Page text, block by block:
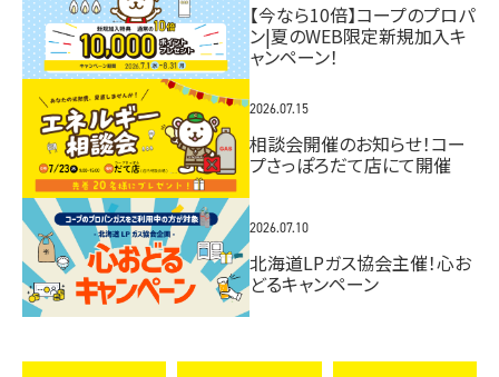
【今なら10倍】コープのプロパ
ン|夏のWEB限定新規加入キ
ャンペーン！
2026.07.15
相談会開催のお知らせ！コー
プさっぽろだて店にて開催
2026.07.10
北海道LPガス協会主催！心お
どるキャンペーン